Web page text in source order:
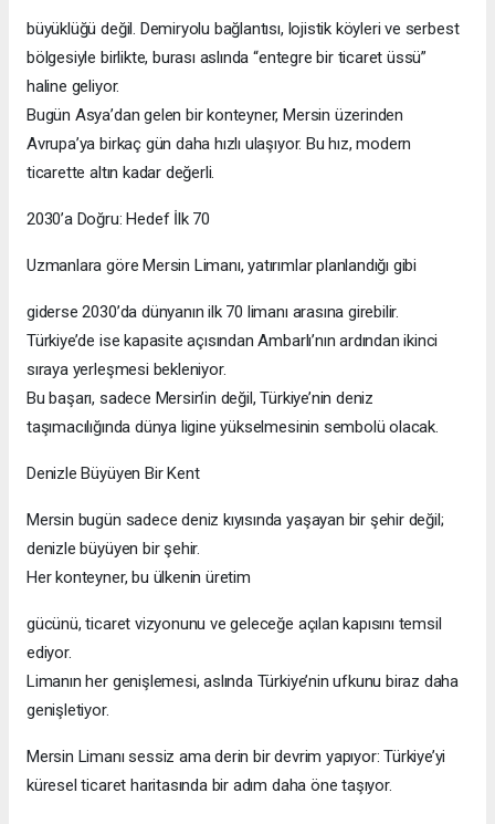
büyüklüğü değil. Demiryolu bağlantısı, lojistik köyleri ve serbest
bölgesiyle birlikte, burası aslında “entegre bir ticaret üssü”
haline geliyor.
Bugün Asya’dan gelen bir konteyner, Mersin üzerinden
Avrupa’ya birkaç gün daha hızlı ulaşıyor. Bu hız, modern
ticarette altın kadar değerli.
2030’a Doğru: Hedef İlk 70
Uzmanlara göre Mersin Limanı, yatırımlar planlandığı gibi
giderse 2030’da dünyanın ilk 70 limanı arasına girebilir.
Türkiye’de ise kapasite açısından Ambarlı’nın ardından ikinci
sıraya yerleşmesi bekleniyor.
Bu başarı, sadece Mersin’in değil, Türkiye’nin deniz
taşımacılığında dünya ligine yükselmesinin sembolü olacak.
Denizle Büyüyen Bir Kent
Mersin bugün sadece deniz kıyısında yaşayan bir şehir değil;
denizle büyüyen bir şehir.
Her konteyner, bu ülkenin üretim
gücünü, ticaret vizyonunu ve geleceğe açılan kapısını temsil
ediyor.
Limanın her genişlemesi, aslında Türkiye’nin ufkunu biraz daha
genişletiyor.
Mersin Limanı sessiz ama derin bir devrim yapıyor: Türkiye’yi
küresel ticaret haritasında bir adım daha öne taşıyor.